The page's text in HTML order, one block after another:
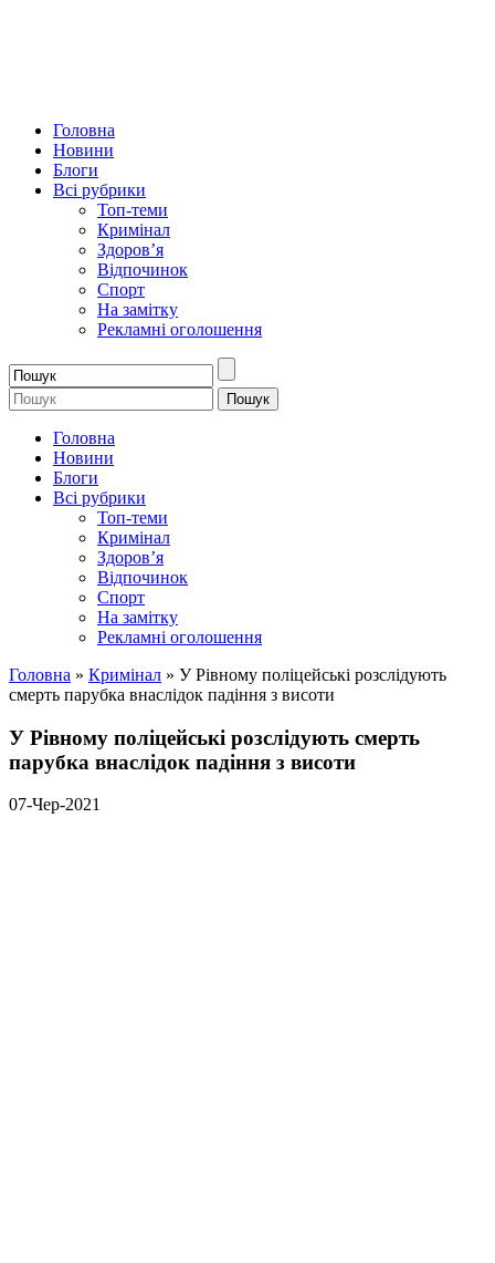
Головна
Новини
Блоги
Всі рубрики
Топ-теми
Кримінал
Здоров’я
Відпочинок
Спорт
На замітку
Рекламні оголошення
Головна
Новини
Блоги
Всі рубрики
Топ-теми
Кримінал
Здоров’я
Відпочинок
Спорт
На замітку
Рекламні оголошення
Головна » Кримінал » У Рівному поліцейські розслідують
смерть парубка внаслідок падіння з висоти
У Рівному поліцейські розслідують смерть
парубка внаслідок падіння з висоти
07-Чер-2021